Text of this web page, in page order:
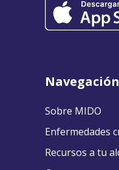
Navegación
Sobre MIDO
Enfermedades
Recursos a tu